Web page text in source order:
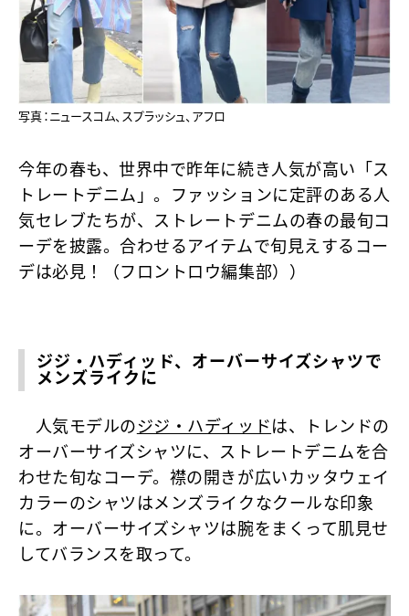
写真：ニュースコム、スプラッシュ、アフロ
今年の春も、世界中で昨年に続き人気が高い「ス
トレートデニム」。ファッションに定評のある人
気セレブたちが、ストレートデニムの春の最旬コ
ーデを披露。合わせるアイテムで旬見えするコー
デは必見！（フロントロウ編集部））
ジジ・ハディッド、オーバーサイズシャツで
メンズライクに
人気モデルのジジ・ハディッドは、トレンドの
オーバーサイズシャツに、ストレートデニムを合
わせた旬なコーデ。襟の開きが広いカッタウェイ
カラーのシャツはメンズライクなクールな印象
に。オーバーサイズシャツは腕をまくって肌見せ
してバランスを取って。